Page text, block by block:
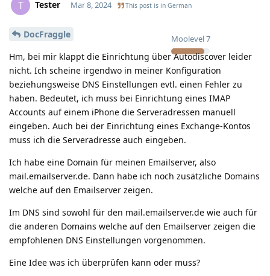
T Tester
Moolevel7
Mar 8, 2024 This post is in German
DocFraggle
Hm, bei mir klappt die Einrichtung über Autodiscover leider
nicht. Ich scheine irgendwo in meiner Konfiguration
beziehungsweise DNS Einstellungen evtl. einen Fehler zu
haben. Bedeutet, ich muss bei Einrichtung eines IMAP
Accounts auf einem iPhone die Serveradressen manuell
eingeben. Auch bei der Einrichtung eines Exchange-Kontos
muss ich die Serveradresse auch eingeben.
Ich habe eine Domain für meinen Emailserver, also
mail.emailserver.de. Dann habe ich noch zusätzliche Domains
welche auf den Emailserver zeigen.
Im DNS sind sowohl für den mail.emailserver.de wie auch für
die anderen Domains welche auf den Emailserver zeigen die
empfohlenen DNS Einstellungen vorgenommen.
Eine Idee was ich überprüfen kann oder muss?